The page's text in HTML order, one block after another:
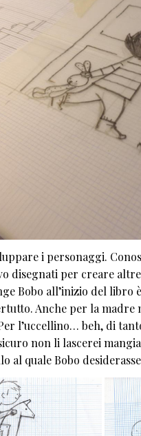
i personaggi.
disegnati per creare
Bobo all’inizio del libro
Anche per la madre
l’uccellino… beh, di
non li lascerei
al quale Bobo